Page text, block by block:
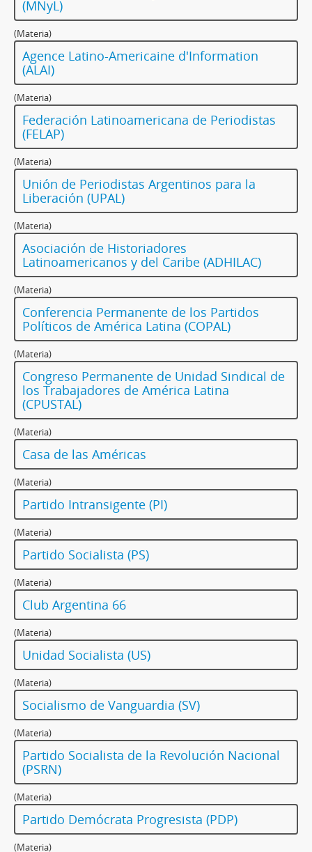
(MNyL)
(Materia)
Agence Latino-Americaine d'Information
(ALAI)
(Materia)
Federación Latinoamericana de Periodistas
(FELAP)
(Materia)
Unión de Periodistas Argentinos para la
Liberación (UPAL)
(Materia)
Asociación de Historiadores
Latinoamericanos y del Caribe (ADHILAC)
(Materia)
Conferencia Permanente de los Partidos
Políticos de América Latina (COPAL)
(Materia)
Congreso Permanente de Unidad Sindical de
los Trabajadores de América Latina
(CPUSTAL)
(Materia)
Casa de las Américas
(Materia)
Partido Intransigente (PI)
(Materia)
Partido Socialista (PS)
(Materia)
Club Argentina 66
(Materia)
Unidad Socialista (US)
(Materia)
Socialismo de Vanguardia (SV)
(Materia)
Partido Socialista de la Revolución Nacional
(PSRN)
(Materia)
Partido Demócrata Progresista (PDP)
(Materia)